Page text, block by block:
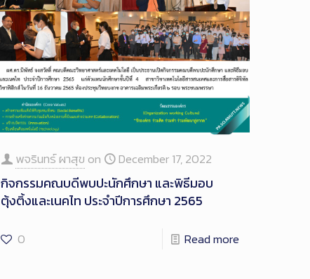
พจรินทร์ ผาสุข on December 17, 2022
กิจกรรมคณบดีพบปะนักศึกษา และพิธีมอบ
ตุ้งติ้งและเนคไท ประจำปีการศึกษา 2565
0 Read more